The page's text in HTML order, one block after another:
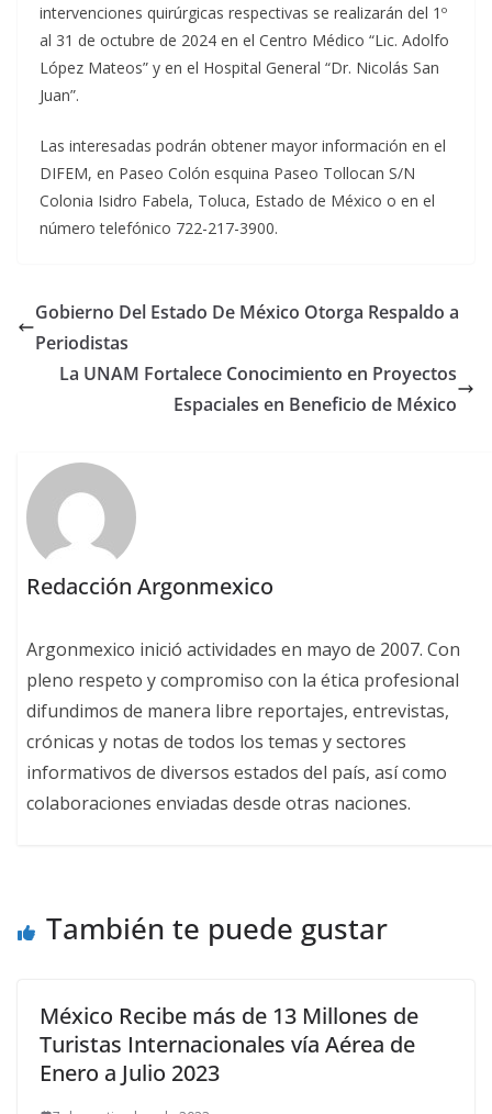
intervenciones quirúrgicas respectivas se realizarán del 1º
al 31 de octubre de 2024 en el Centro Médico “Lic. Adolfo
López Mateos” y en el Hospital General “Dr. Nicolás San
Juan”.
Las interesadas podrán obtener mayor información en el
DIFEM, en Paseo Colón esquina Paseo Tollocan S/N
Colonia Isidro Fabela, Toluca, Estado de México o en el
número telefónico 722-217-3900.
Gobierno Del Estado De México Otorga Respaldo a
Periodistas
La UNAM Fortalece Conocimiento en Proyectos
Espaciales en Beneficio de México
Redacción Argonmexico
Argonmexico inició actividades en mayo de 2007. Con
pleno respeto y compromiso con la ética profesional
difundimos de manera libre reportajes, entrevistas,
crónicas y notas de todos los temas y sectores
informativos de diversos estados del país, así como
colaboraciones enviadas desde otras naciones.
También te puede gustar
México Recibe más de 13 Millones de
Turistas Internacionales vía Aérea de
Enero a Julio 2023